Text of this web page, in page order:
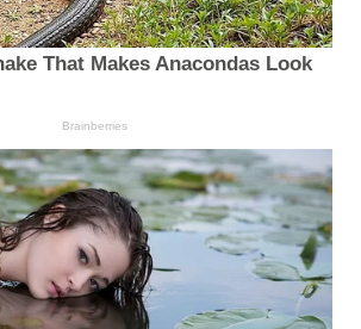
That Makes Anacondas Look
Brainberries